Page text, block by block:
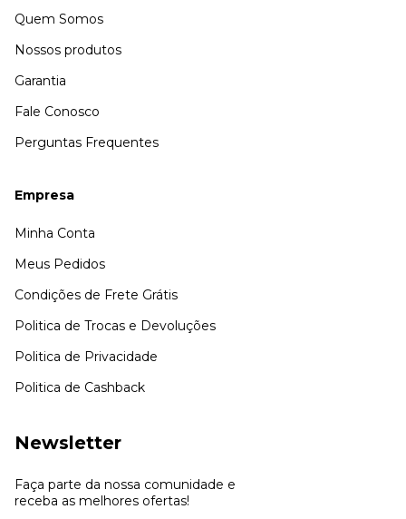
Quem Somos
Nossos produtos
Garantia
Fale Conosco
Perguntas Frequentes
Empresa
Minha Conta
Meus Pedidos
Condições de Frete Grátis
Politica de Trocas e Devoluções
Politica de Privacidade
Politica de Cashback
Newsletter
Faça parte da nossa comunidade e
receba as melhores ofertas!